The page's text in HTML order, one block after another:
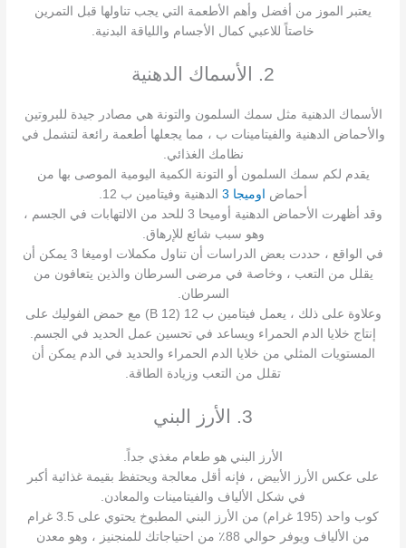
يعتبر الموز من أفضل وأهم الأطعمة التي يجب تناولها قبل التمرين
خاصتاً للاعبي كمال الأجسام واللياقة البدنية.
2. الأسماك الدهنية
الأسماك الدهنية مثل سمك السلمون والتونة هي مصادر جيدة للبروتين
والأحماض الدهنية والفيتامينات ب ، مما يجعلها أطعمة رائعة لتشمل في
نظامك الغذائي.
يقدم لكم سمك السلمون أو التونة الكمية اليومية الموصى بها من
أحماض
اوميجا 3
الدهنية وفيتامين ب 12.
وقد أظهرت الأحماض الدهنية أوميحا 3 للحد من الالتهابات في الجسم ،
وهو سبب شائع للإرهاق.
في الواقع ، حددت بعض الدراسات أن تناول مكملات اوميغا 3 يمكن أن
يقلل من التعب ، وخاصة في مرضى السرطان والذين يتعافون من
السرطان.
وعلاوة على ذلك ، يعمل فيتامين ب 12 (B 12) مع حمض الفوليك على
إنتاج خلايا الدم الحمراء ويساعد في تحسين عمل الحديد في الجسم.
المستويات المثلي من خلايا الدم الحمراء والحديد في الدم يمكن أن
تقلل من التعب وزيادة الطاقة.
3. الأرز البني
الأرز البني هو طعام مغذي جداً.
على عكس الأرز الأبيض ، فإنه أقل معالجة ويحتفظ بقيمة غذائية أكبر
في شكل الألياف والفيتامينات والمعادن.
كوب واحد (195 غرام) من الأرز البني المطبوخ يحتوي على 3.5 غرام
من الألياف ويوفر حوالي 88٪ من احتياجاتك للمنجنيز ، وهو معدن